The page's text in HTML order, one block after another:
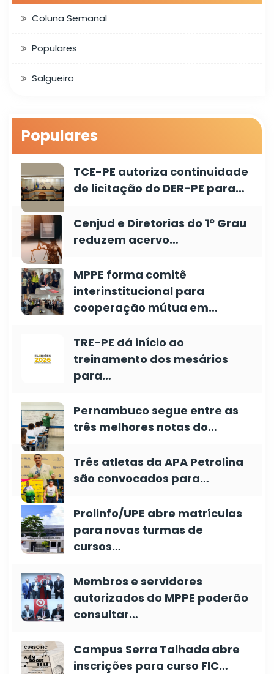
Coluna Semanal
Populares
Salgueiro
Populares
TCE-PE autoriza continuidade
de licitação do DER-PE para…
Cenjud e Diretorias do 1º Grau
reduzem acervo…
MPPE forma comitê
interinstitucional para
cooperação mútua em…
TRE-PE dá início ao
treinamento dos mesários
para…
Pernambuco segue entre as
três melhores notas do…
Três atletas da APA Petrolina
são convocados para…
Prolinfo/UPE abre matrículas
para novas turmas de
cursos…
Membros e servidores
autorizados do MPPE poderão
consultar…
Campus Serra Talhada abre
inscrições para curso FIC…